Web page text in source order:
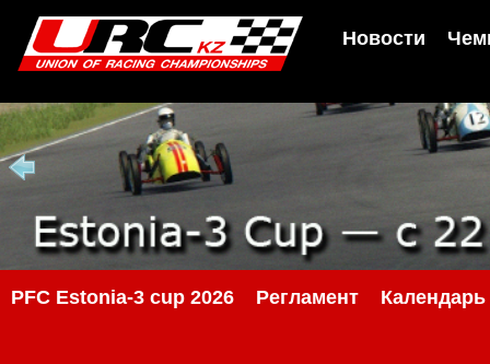
Новости
PFС Estonia-3 cup 2026 Регламент Календарь